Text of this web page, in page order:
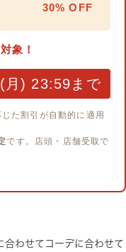
30% OFF
象！
月) 23:59まで
た割引が自動的に適用
です。店頭・店舗受取で
合わせてコーデに合わせて